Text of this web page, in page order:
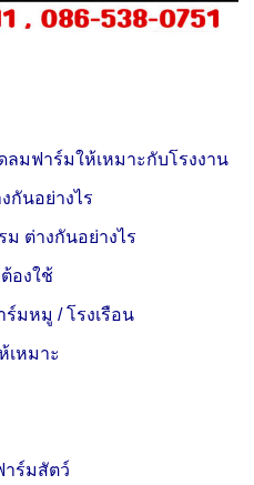
มฟาร์มให้เหมาะกับโรงงาน
กันอย่างไร
ต่างกันอย่างไร
องใช้
มหมู / โรงเรือน
เหมาะ
าร์มสัตว์